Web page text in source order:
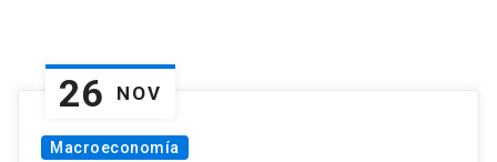
26 NOV
Macroeconomía